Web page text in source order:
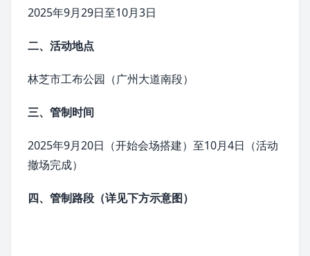
2025年9月29日至10月3日
二、活动地点
林芝市工布公园（广州大道南段）
三、管制时间
2025年9月20日（开始会场搭建）至10月4日（活动
撤场完成）
四、管制路段（详见下方示意图）